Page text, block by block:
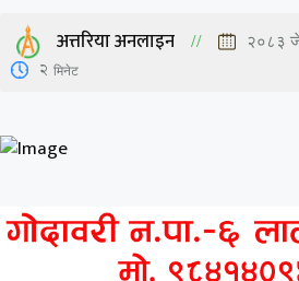
अत्तरिया अनलाइन २०८३
2 मिनेट